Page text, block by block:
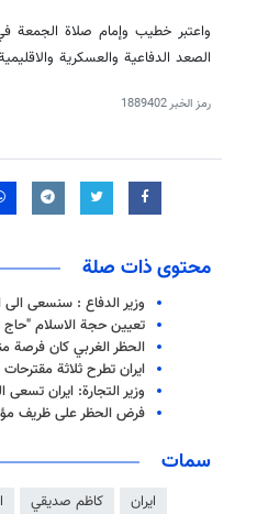
الصعد الدفاعية والعسكرية
رمز الخبر1889402
محتوى ذات صلة
وزير الدفاع : سنسعى
تعيين حجة الاسلام "حاج
الحظر الغربي كان فرصة
ايران تطرح ثلاثة
وزير التجارة: ايران تسعى
فرض الحظر على ظريف
سمات
ايران كاظم صديقي